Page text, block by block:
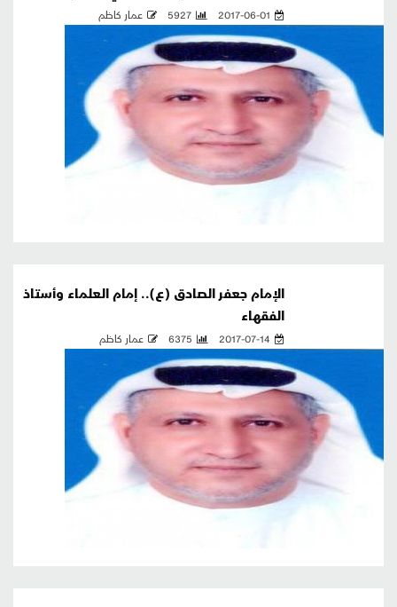
2017-06-01
5927 عمار كاظم
الإمام جعفر الصادق (ع).. إمام العلماء وأستاذ
الفقهاء
2017-07-14
6375 عمار كاظم